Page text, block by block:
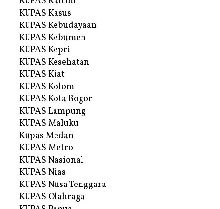
KUPAS Kasus
KUPAS Kebudayaan
KUPAS Kebumen
KUPAS Kepri
KUPAS Kesehatan
KUPAS Kiat
KUPAS Kolom
KUPAS Kota Bogor
KUPAS Lampung
KUPAS Maluku
Kupas Medan
KUPAS Metro
KUPAS Nasional
KUPAS Nias
KUPAS Nusa Tenggara
KUPAS Olahraga